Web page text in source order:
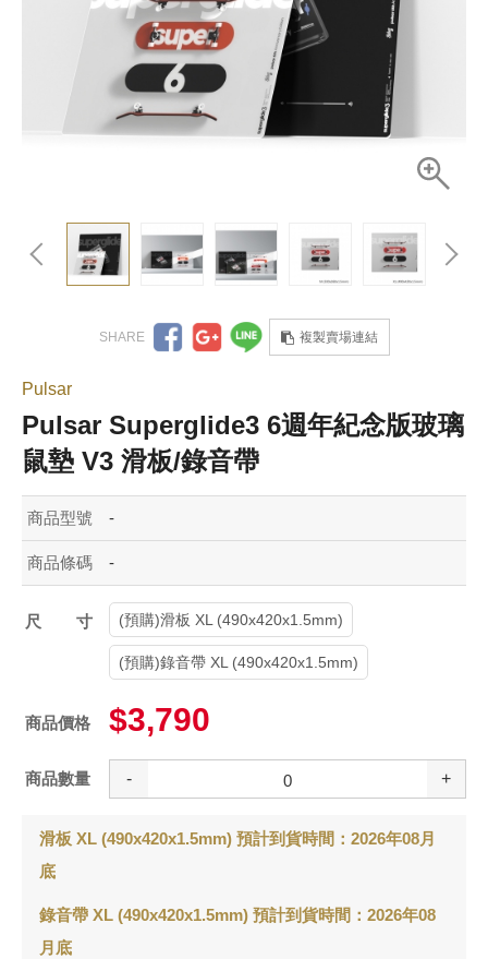
複製賣場連結
Pulsar
Pulsar Superglide3 6週年紀念版玻璃
鼠墊 V3 滑板/錄音帶
商品型號 -
商品條碼 -
尺寸(預購)滑板 XL (490x420x1.5mm)
(預購)錄音帶 XL (490x420x1.5mm)
商品價格 $3,790
商品數量 - +
滑板 XL (490x420x1.5mm) 預計到貨時間：2026年08月
底
錄音帶 XL (490x420x1.5mm) 預計到貨時間：2026年08
月底